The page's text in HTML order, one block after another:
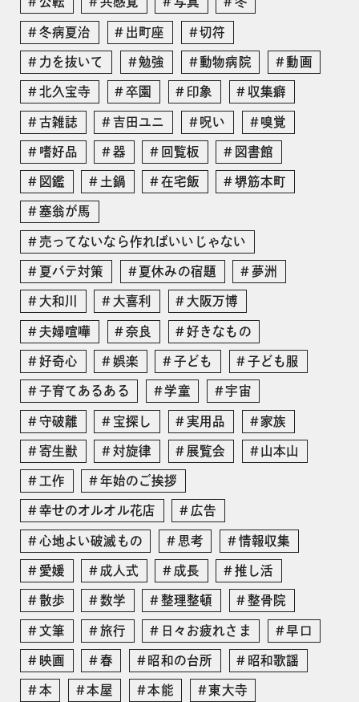
冬病夏治 出町座 切符
力を抜いて 勉強 動物病院 動画
北久宝寺 卒園 印象 収集癖
古雑誌 吉田ユニ 呪い 嗅覚
嗜好品 器 回覧板 図書館
図鑑 土鍋 在宅飯 堺筋本町
塞翁が馬
売ってないなら作ればいいじゃない
夏バテ対策 夏休みの宿題 夢洲
大和川 大喜利 大阪万博
夫婦喧嘩 奈良 好きなもの
好奇心 娯楽 子ども 子ども服
子育てあるある 学童 宇宙
守破離 宝探し 実用品 家族
寄生獣 対旋律 展覧会 山本山
工作 年始のご挨拶
幸せのオルオル花店 広告
心地よい破滅もの 思考 情報収集
愛媛 成人式 成長 推し活
散歩 数学 整理整頓 整骨院
文筆 旅行 日々お疲れさま 早口
映画 春 昭和の台所 昭和歌謡
本 本屋 本能 東大寺